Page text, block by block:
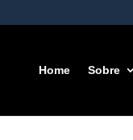
Home Sobre